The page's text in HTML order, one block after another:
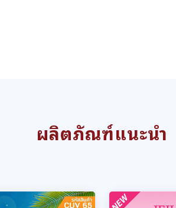
ผลิตภัณฑ์แนะนำ